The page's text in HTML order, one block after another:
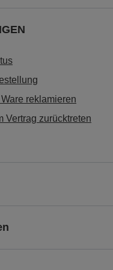
reklamieren
Vertrag zurücktreten